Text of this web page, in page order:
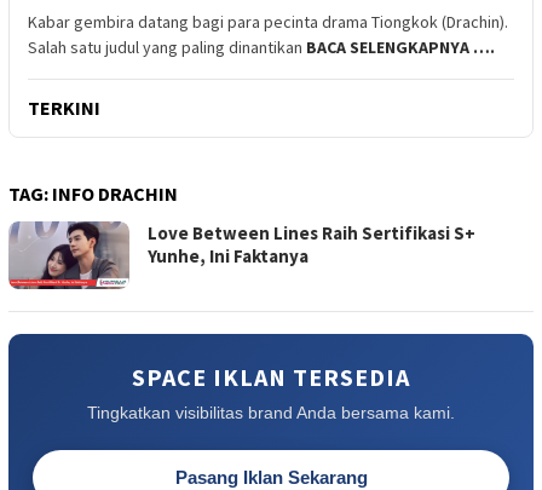
Kabar gembira datang bagi para pecinta drama Tiongkok (Drachin).
Salah satu judul yang paling dinantikan BACA SELENGKAPNYA ….
TERKINI
TAG: INFO DRACHIN
Love Between Lines Raih Sertifikasi S+
Yunhe, Ini Faktanya
SPACE IKLAN TERSEDIA
Tingkatkan visibilitas brand Anda bersama kami.
Pasang Iklan Sekarang